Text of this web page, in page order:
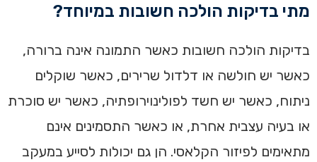
מתי בדיקות הולכה חשובות במיוחד?
בדיקות הולכה חשובות כאשר התמונה אינה ברורה,
כאשר יש חולשה או דלדול שרירים, כאשר שוקלים
ניתוח, כאשר יש חשד לפולינוירופתיה, כאשר יש סוכרת
או בעיה עצבית אחרת, או כאשר התסמינים אינם
מתאימים לפיזור הקלאסי. הן גם יכולות לסייע במעקב